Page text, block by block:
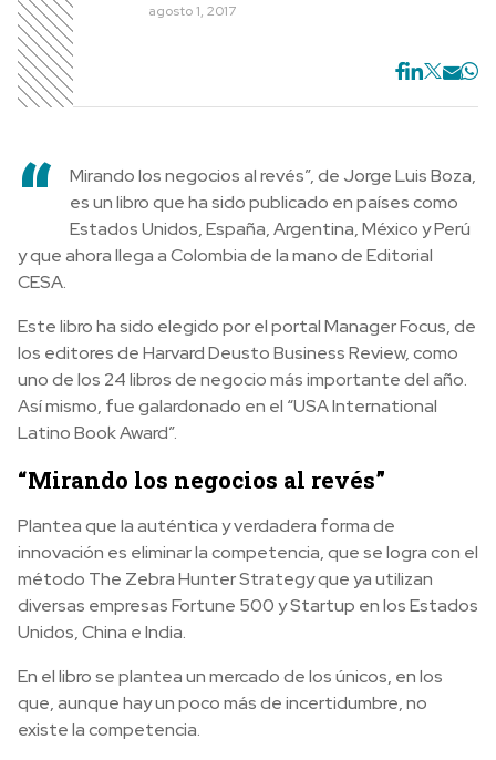
agosto 1, 2017
“
Mirando los negocios al revés”, de Jorge Luis Boza,
es un libro que ha sido publicado en países como
Estados Unidos, España, Argentina, México y Perú
y que ahora llega a Colombia de la mano de Editorial
CESA.
Este libro ha sido elegido por el portal Manager Focus, de
los editores de Harvard Deusto Business Review, como
uno de los 24 libros de negocio más importante del año.
Así mismo, fue galardonado en el “USA International
Latino Book Award”.
“Mirando los negocios al revés”
Plantea que la auténtica y verdadera forma de
innovación es eliminar la competencia, que se logra con el
método The Zebra Hunter Strategy que ya utilizan
diversas empresas Fortune 500 y Startup en los Estados
Unidos, China e India.
En el libro se plantea un mercado de los únicos, en los
que, aunque hay un poco más de incertidumbre, no
existe la competencia.